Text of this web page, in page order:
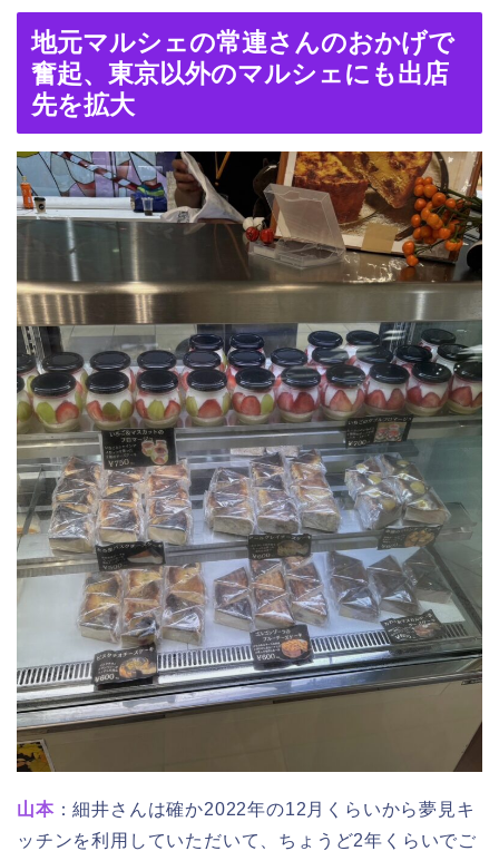
地元マルシェの常連さんのおかげで
奮起、東京以外のマルシェにも出店
先を拡大
山本：細井さんは確か2022年の12月くらいから夢見キ
ッチンを利用していただいて、ちょうど2年くらいでご